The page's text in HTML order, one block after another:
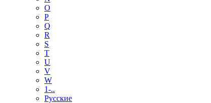
O
P
Q
R
S
T
U
V
W
1-..
Русские